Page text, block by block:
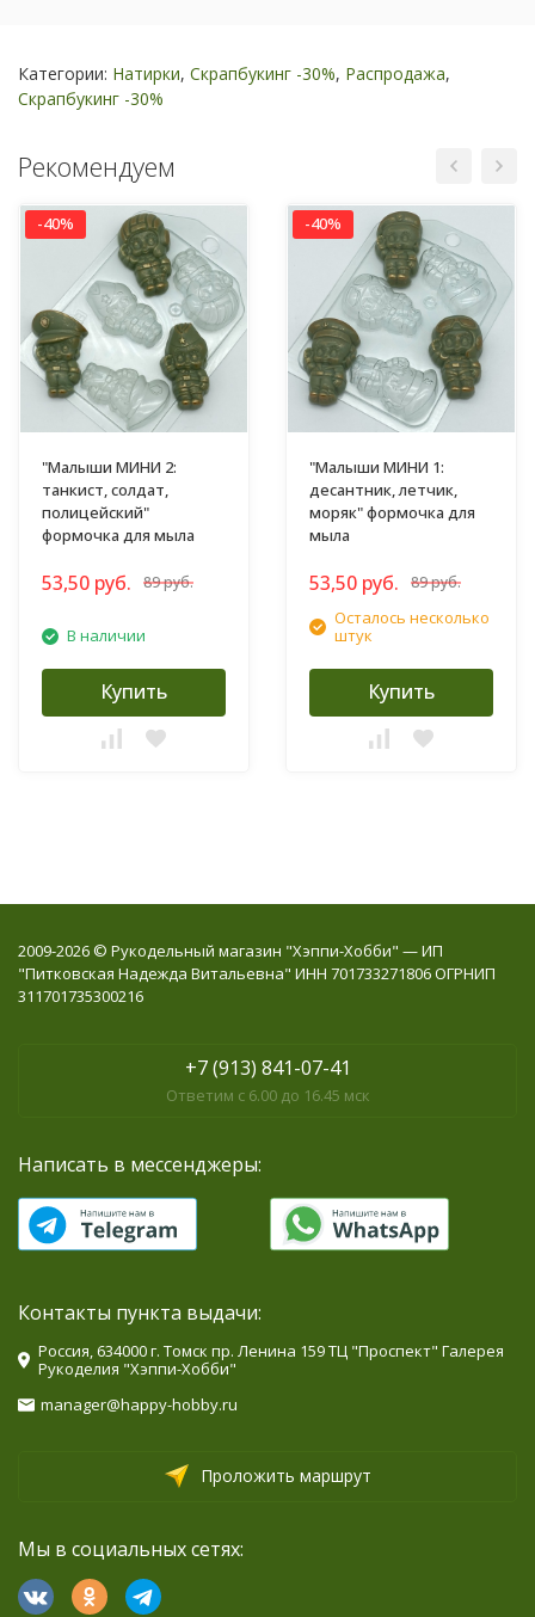
Категории: Натирки, Скрапбукинг -30%, Распродажа,
Скрапбукинг -30%
Рекомендуем
-40%
"Малыши МИНИ 2:
танкист, солдат,
полицейский"
формочка для мыла
53,50 руб. 89 руб.
В наличии
Купить
-40%
"Малыши МИНИ 1:
десантник, летчик,
моряк" формочка для
мыла
53,50 руб. 89 руб.
Осталось несколько
штук
Купить
2009-2026 © Рукодельный магазин "Хэппи-Хобби" — ИП
"Питковская Надежда Витальевна" ИНН 701733271806 ОГРНИП
311701735300216
+7 (913) 841-07-41
Ответим с 6.00 до 16.45 мск
Написать в мессенджеры:
Контакты пункта выдачи:
Россия, 634000 г. Томск пр. Ленина 159 ТЦ "Проспект" Галерея
Рукоделия "Хэппи-Хобби"
manager@happy-hobby.ru
Проложить маршрут
Мы в социальных сетях: